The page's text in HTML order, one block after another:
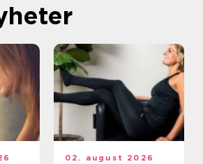
02. august 2026